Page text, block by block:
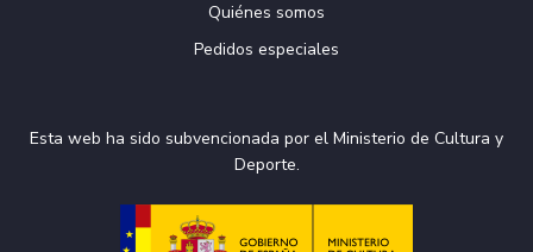
Quiénes somos
Pedidos especiales
Esta web ha sido subvencionada por el Ministerio de Cultura y
Deporte.